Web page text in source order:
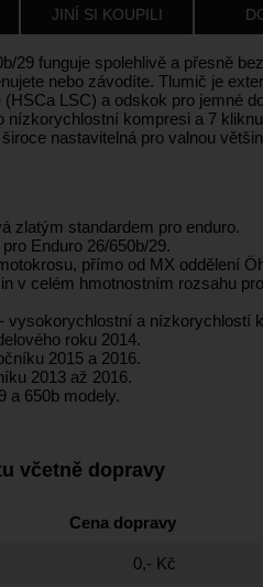
JINÍ SI KOUPILI
29 funguje spolehlivě a přesně
nebo závodíte. Tlumič je
LSC) a odskok pro jemné
kompresi a 7
nastavitelná pro valnou
zlatým standardem pro enduro.
Enduro 26/650b/29.
přímo od MX oddělení
v celém hmotnostním rozsahu
vysokorychlostní a nízkorychlostí
roku 2014.
2015 a 2016.
2013 až 2016.
a 650b modely.
včetně dopravy
Cena dopravy
0,- Kč